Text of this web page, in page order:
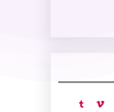
فيميو تمبلر